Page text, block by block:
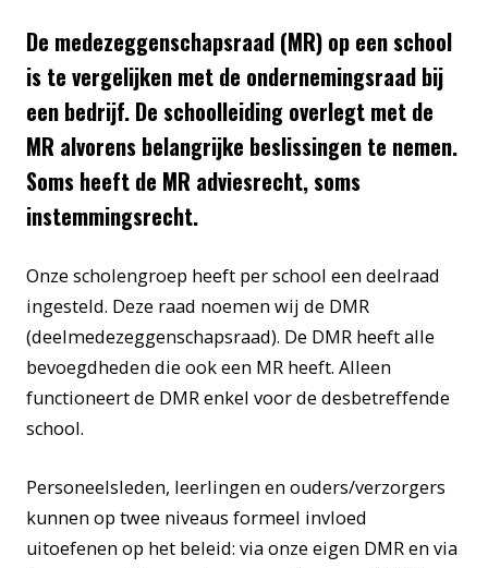
De medezeggenschapsraad (MR) op een school
is te vergelijken met de ondernemingsraad bij
een bedrijf. De schoolleiding overlegt met de
MR alvorens belangrijke beslissingen te nemen.
Soms heeft de MR adviesrecht, soms
instemmingsrecht.
Onze scholengroep heeft per school een deelraad
ingesteld. Deze raad noemen wij de DMR
(deelmedezeggenschapsraad). De DMR heeft alle
bevoegdheden die ook een MR heeft. Alleen
functioneert de DMR enkel voor de desbetreffende
school.
Personeelsleden, leerlingen en ouders/verzorgers
kunnen op twee niveaus formeel invloed
uitoefenen op het beleid: via onze eigen DMR en via